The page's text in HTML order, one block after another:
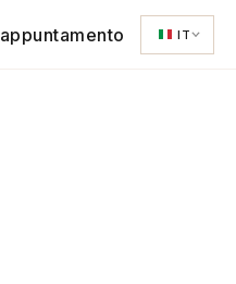
appuntamento IT